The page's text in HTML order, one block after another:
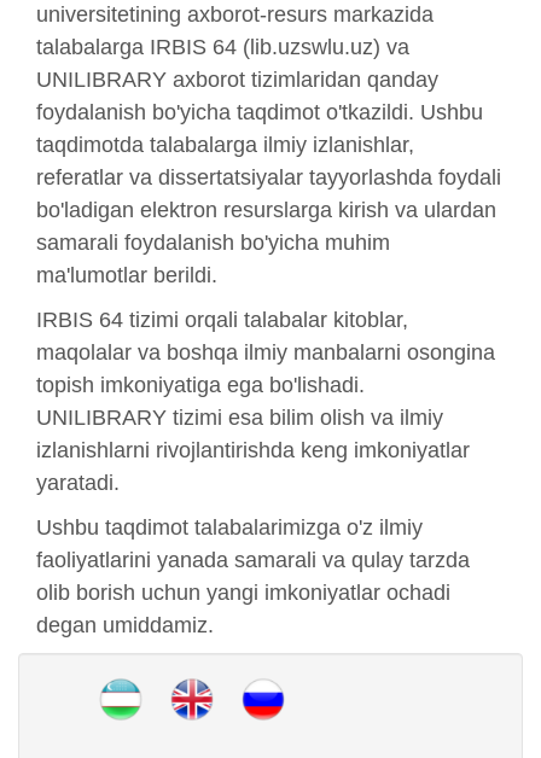
universitetining axborot-resurs markazida
talabalarga IRBIS 64 (lib.uzswlu.uz) va
UNILIBRARY axborot tizimlaridan qanday
foydalanish bo'yicha taqdimot o'tkazildi. Ushbu
taqdimotda talabalarga ilmiy izlanishlar,
referatlar va dissertatsiyalar tayyorlashda foydali
bo'ladigan elektron resurslarga kirish va ulardan
samarali foydalanish bo'yicha muhim
ma'lumotlar berildi.
IRBIS 64 tizimi orqali talabalar kitoblar,
maqolalar va boshqa ilmiy manbalarni osongina
topish imkoniyatiga ega bo'lishadi.
UNILIBRARY tizimi esa bilim olish va ilmiy
izlanishlarni rivojlantirishda keng imkoniyatlar
yaratadi.
Ushbu taqdimot talabalarimizga o'z ilmiy
faoliyatlarini yanada samarali va qulay tarzda
olib borish uchun yangi imkoniyatlar ochadi
degan umiddamiz.